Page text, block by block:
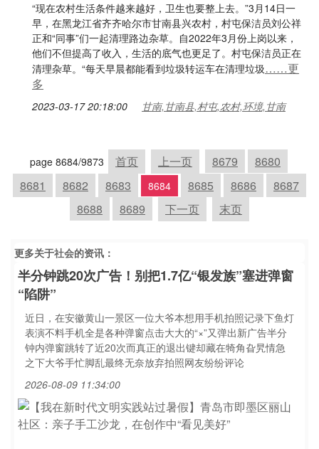
“现在农村生活条件越来越好，卫生也要整上去。”3月14日一
早，在黑龙江省齐齐哈尔市甘南县兴农村，村屯保洁员刘公祥
正和“同事”们一起清理路边杂草。自2022年3月份上岗以来，
他们不但提高了收入，生活的底气也更足了。村屯保洁员正在
清理杂草。“每天早晨都能看到垃圾转运车在清理垃圾……更
多
2023-03-17 20:18:00 甘南,甘南县,村屯,农村,环境,甘南
page 8684/9873 首页 上一页 8679
8680
8681
8682 8683 8684 8685 8686
8687
8688
8689 下一页 末页
更多关于社会的资讯：
半分钟跳20次广告！别把1.7亿“银发族”塞进弹窗
“陷阱”
近日，在安徽黄山一景区一位大爷本想用手机拍照记录下鱼灯
表演不料手机全是各种弹窗点击大大的“×”又弹出新广告半分
钟内弹窗跳转了近20次而真正的退出键却藏在犄角旮旯情急
之下大爷手忙脚乱最终无奈放弃拍照网友纷纷评论
2026-08-09 11:34:00